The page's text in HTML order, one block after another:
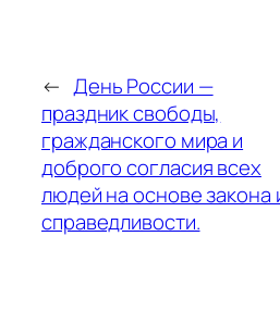
← День России —
праздник свободы,
гражданского мира и
доброго согласия всех
людей на основе закона
справедливости.